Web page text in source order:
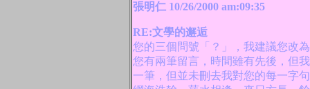
張明仁 10/26/2000 am:09:35
RE:文學的邂逅
您的三個問號「？」，我建議您改
您有兩筆留言，時間雖有先後，但
一筆，但並未刪去我對您的每一字